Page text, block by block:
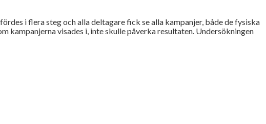
i flera steg och alla deltagare fick se alla kampanjer, både de fysiska
kampanjerna visades i, inte skulle påverka resultaten. Undersökningen